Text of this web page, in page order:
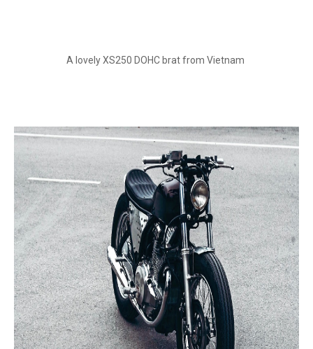
A lovely XS250 DOHC brat from Vietnam